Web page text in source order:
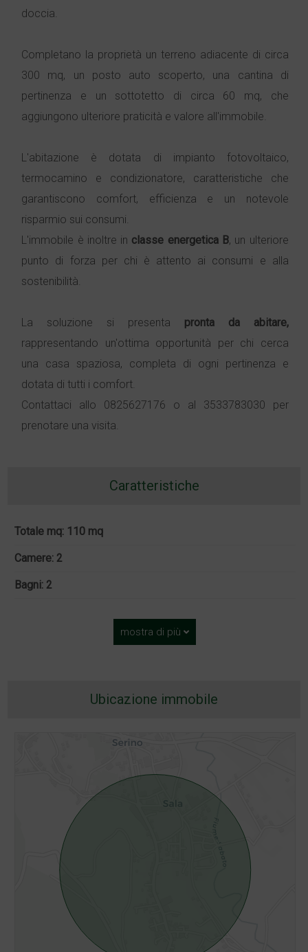
doccia.
Completano la proprietà un terreno adiacente di circa
300 mq, un posto auto scoperto, una cantina di
pertinenza e un sottotetto di circa 60 mq, che
aggiungono ulteriore praticità e valore all'immobile.
L'abitazione è dotata di impianto fotovoltaico,
termocamino e condizionatore, caratteristiche che
garantiscono comfort, efficienza e un notevole
risparmio sui consumi.
L'immobile è inoltre in classe energetica B, un ulteriore
punto di forza per chi è attento ai consumi e alla
sostenibilità.
La soluzione si presenta pronta da abitare,
rappresentando un'ottima opportunità per chi cerca
una casa spaziosa, completa di ogni pertinenza e
dotata di tutti i comfort.
Contattaci allo 0825627176 o al 3533783030 per
prenotare una visita.
Caratteristiche
Totale mq: 110 mq
Camere: 2
Bagni: 2
mostra di più
Ubicazione immobile